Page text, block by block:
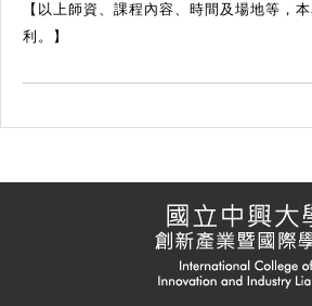
【以上師資、課程內容、時間及場地等，
利。】